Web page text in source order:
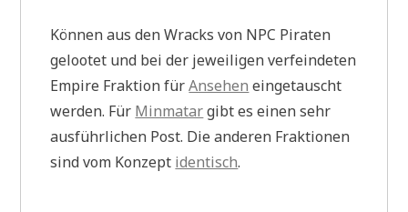
Können aus den Wracks von NPC Piraten
gelootet und bei der jeweiligen verfeindeten
Empire Fraktion fürAnsehen eingetauscht
werden. Für Minmatargibt es einen sehr
ausführlichen Post. Die anderen Fraktionen
sind vom Konzept identisch.